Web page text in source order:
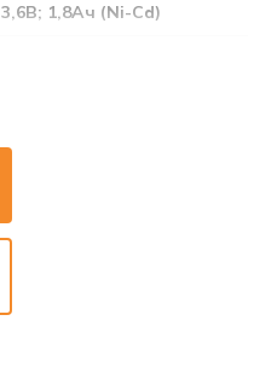
3,6В; 1,8Ач (Ni-Cd)
50-60Гц
потолок